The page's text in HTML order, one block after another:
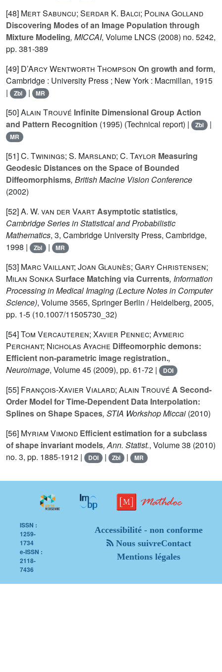
[48] Mert Sabuncu; Serdar K. Balci; Polina Golland
Discovering Modes of an Image Population through
Mixture Modeling, MICCAI, Volume LNCS (2008) no. 5242,
pp. 381-389
[49] D’Arcy Wentworth Thompson On growth and form,
Cambridge : University Press ; New York : Macmillan, 1915
|
Zbl | MR
[50]Alain Trouvé Infinite Dimensional Group Action
and Pattern Recognition (1995) (Technical report) | Zbl |
MR
[51]C. Twinings; S. Marsland; C. Taylor Measuring
Geodesic Distances on the Space of Bounded
Diffeomorphisms, British Macine Vision Conference
(2002)
[52]A. W. van der VaartAsymptotic statistics,
Cambridge Series in Statistical and Probabilistic
Mathematics, 3, Cambridge University Press, Cambridge,
1998 |
Zbl | MR
[53] Marc Vaillant; Joan Glaunès; Gary Christensen;
Milan SonkaSurface Matching via Currents, Information
Processing in Medical Imaging (Lecture Notes in Computer
Science), Volume 3565, Springer Berlin / Heidelberg, 2005,
pp. 1-5 (10.1007/11505730_32)
[54]Tom Vercauteren; Xavier Pennec; Aymeric
Perchant; Nicholas Ayache Diffeomorphic demons:
Efficient non-parametric image registration.,
Neuroimage, Volume 45 (2009), pp. 61-72 | DOI
[55] François-Xavier Vialard; Alain Trouvé A Second-
Order Model for Time-Dependent Data Interpolation:
Splines on Shape Spaces, STIA Workshop Miccai (2010)
[56] Myriam Vimond Efficient estimation for a subclass
of shape invariant models, Ann. Statist., Volume 38 (2010)
no. 3, pp. 1885-1912 |
DOI | Zbl | MR
ISSN :
1259-
1734
e-ISSN :
2118-
7436
Accessibilité - non conforme
Nous suivreContact
Mentions légales